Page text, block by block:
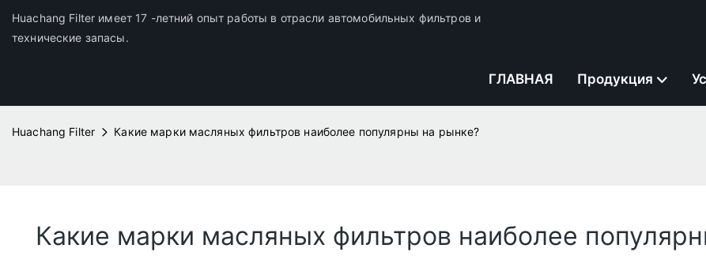
Huachang Filter имеет 17 -летний опыт работы в отрасли автомобильных фильтров и
технические запасы.
ГЛАВНАЯ Продукция
Huachang Filter Какие марки масляных фильтров наиболее популярны на рынке?
Какие марки масляных фильтров наиболее